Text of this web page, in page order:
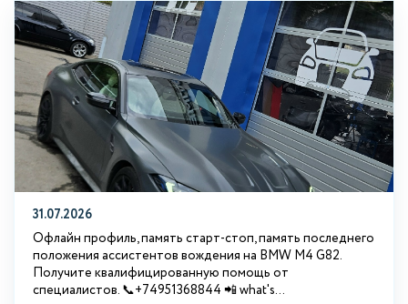
31.07.2026
Офлайн профиль, память старт-стоп, память последнего
положения ассистентов вождения на BMW М4 G82.
Получите квалифицированную помощь от
специалистов. 📞+74951368844 📲 what's...